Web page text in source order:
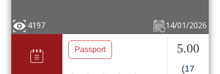
14/01/2026
4197
Passport 5.00
(17